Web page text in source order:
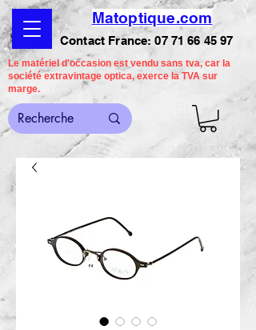
Matoptique.com
Contact France:07 71 66 45 97
Le matériel d'occasion est vendu sans tva, car la
société extravintage optica, exerce la TVA sur
marge.